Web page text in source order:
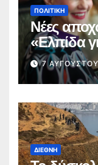
ΠΟΛΙΤΙΚΉ
Νέες
«Ελπίδα
7
ΔΙΕΘΝΉ